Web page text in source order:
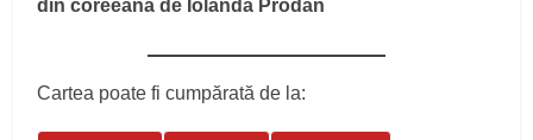
din coreeană de Iolanda Prodan
Cartea poate fi cumpărată de la: